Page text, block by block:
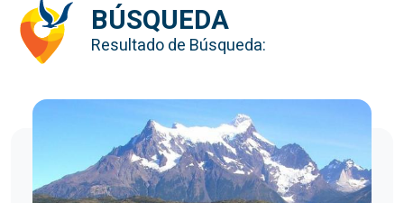
BÚSQUEDA
Resultado de Búsqueda: